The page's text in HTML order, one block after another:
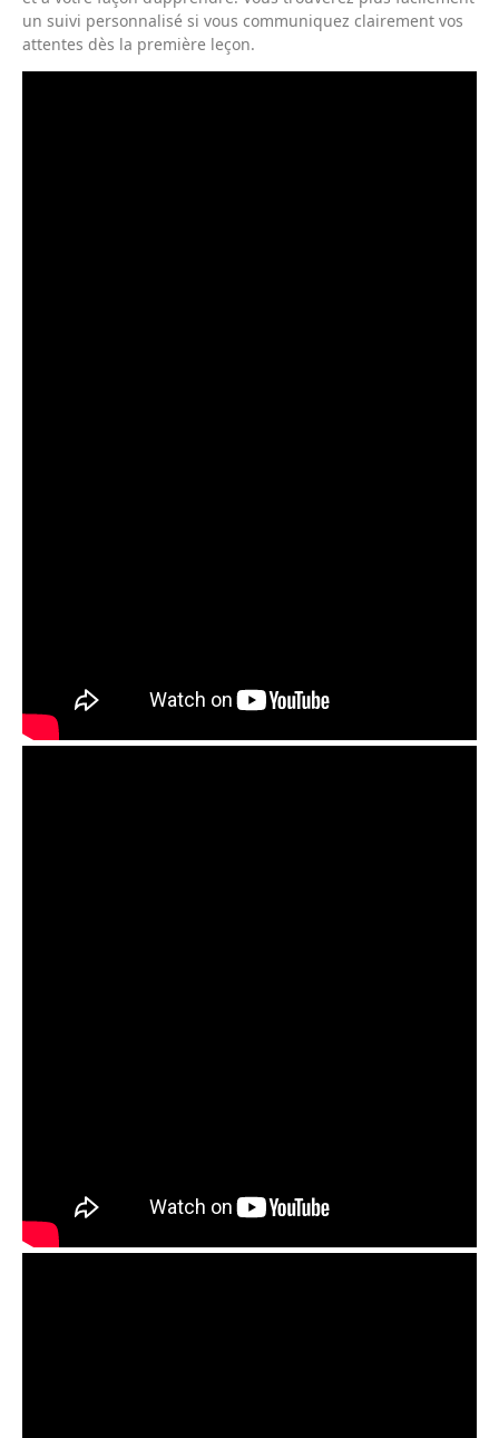
un suivi personnalisé si vous communiquez clairement vos
attentes dès la première leçon.